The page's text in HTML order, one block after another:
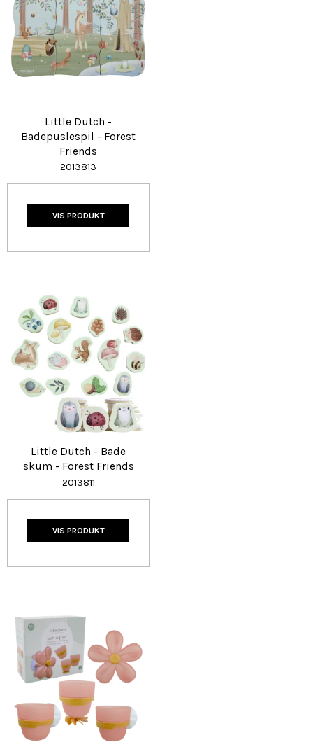
Little Dutch -
Badepuslespil - Forest
Friends
2013813
VIS PRODUKT
Little Dutch - Bade
skum - Forest Friends
2013811
VIS PRODUKT